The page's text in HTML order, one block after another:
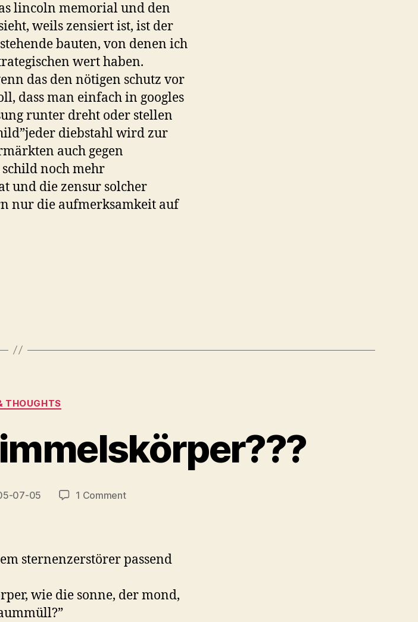
lincoln memorial und den
weils zensiert ist, ist der
bauten, von denen ich
wert haben.
das den nötigen schutz vor
dass man einfach in googles
runter dreht oder stellen
diebstahl wird zur
auch gegen
noch mehr
und die zensur solcher
nur die aufmerksamkeit auf
Categories
THOUGHTS
07-05 1 Commenton
sternenzerstörer passend
wie die sonne, der mond,